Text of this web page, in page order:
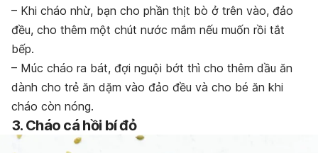
– Khi cháo nhừ, bạn cho phần thịt bò ở trên vào, đảo
đều, cho thêm một chút nước mắm nếu muốn rồi tắt
bếp.
– Múc cháo ra bát, đợi nguội bớt thì cho thêm dầu ăn
dành cho trẻ ăn dặm vào đảo đều và cho bé ăn khi
cháo còn nóng.
3. Cháo cá hồi bí đỏ